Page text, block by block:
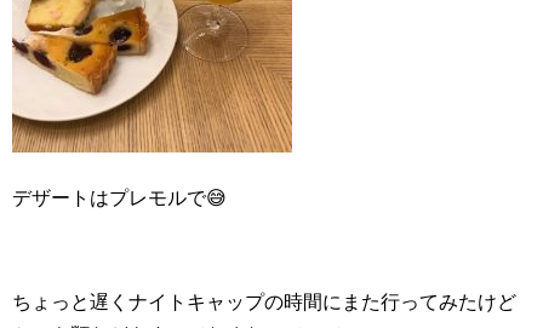
デザートはプレモルで😅
ちょっと遅くナイトキャップの時間にまた行ってみたけど